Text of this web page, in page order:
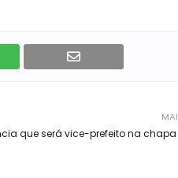
que será vice-prefeito na